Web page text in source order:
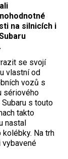
na silnicích i
se svojí
vlastní od
vozů s
sériového
s touto
takto
nastal
Na trh